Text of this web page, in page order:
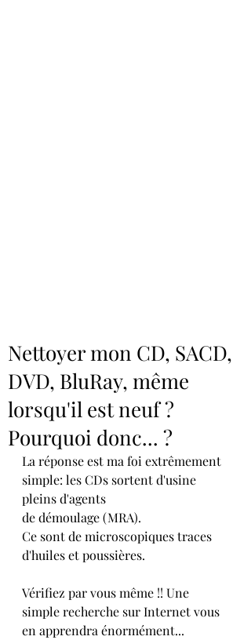
Nettoyer mon CD, SACD,
DVD, BluRay, même
lorsqu'il est neuf ?
Pourquoi donc... ?
La réponse est ma foi extrêmement
simple: les CDs sortent d'usine
pleins d'agents
de démoulage (MRA).
Ce sont de microscopiques traces
d'huiles et poussières.
Vérifiez par vous même !! Une
simple recherche sur Internet vous
en apprendra énormément...